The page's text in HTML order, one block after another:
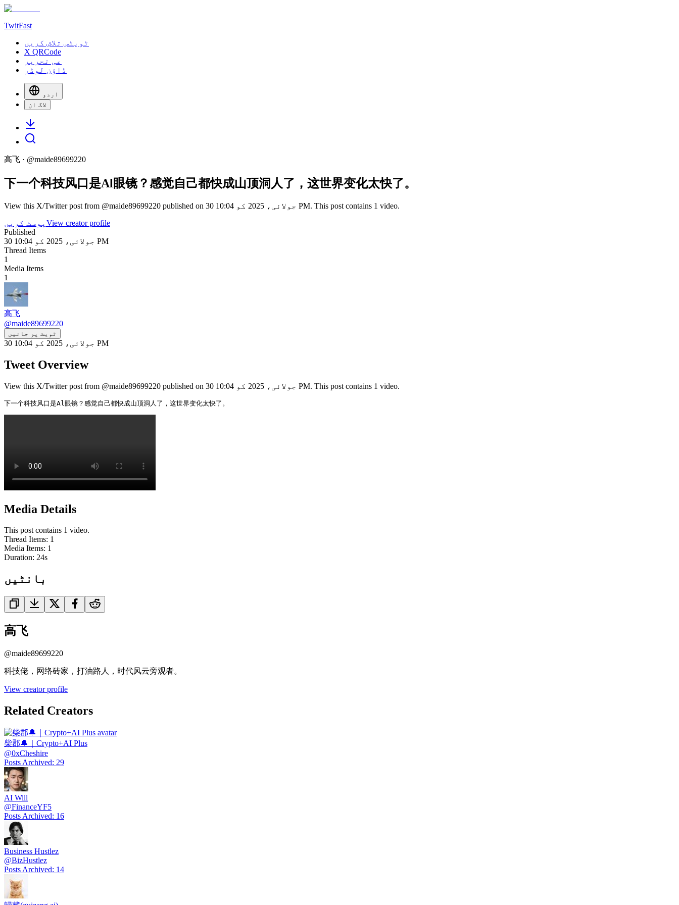
TwitFast
ٹویٹس تلاش کریں
X QRCode
عی تحریر
ڈاؤن لوڈر
اردو
لاگ ان
高飞 · @maide89699220
下一个科技风口是Al眼镜？感觉自己都快成山顶洞人了，这世界变化太快了。
View this X/Twitter post from @maide89699220 published on 30 جولائی، 2025 کو 10:04 PM. This post contains 1 video.
پوسٹ کریں View creator profile
Published
30 جولائی، 2025 کو 10:04 PM
Thread Items
1
Media Items
1
高飞
@maide89699220
ٹویٹ پر جائیں
30 جولائی، 2025 کو 10:04 PM
Tweet Overview
View this X/Twitter post from @maide89699220 published on 30 جولائی، 2025 کو 10:04 PM. This post contains 1 video.
下一个科技风口是Al眼镜？感觉自己都快成山顶洞人了，这世界变化太快了。
Media Details
This post contains 1 video.
Thread Items: 1
Media Items: 1
Duration: 24s
بانٹیں
高飞
@maide89699220
科技佬，网络砖家，打油路人，时代风云旁观者。
View creator profile
Related Creators
柴郡🔔｜Crypto+AI Plus
@0xCheshire
Posts Archived: 29
AI Will
@FinanceYF5
Posts Archived: 16
Business Hustlez
@BizHustlez
Posts Archived: 14